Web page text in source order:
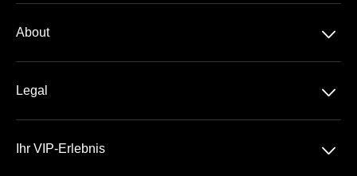
DFB-Pokal
About 􀆈
Team
Legal 􀆈
Ihr VIP-Erlebnis 􀆈